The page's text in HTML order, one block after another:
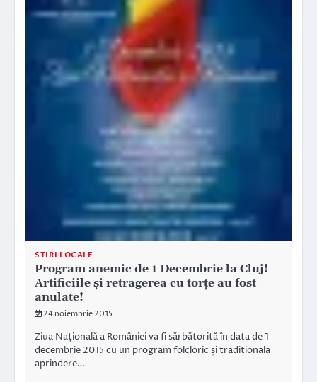
STIRI LOCALE
Program anemic de 1 Decembrie la Cluj!
Artificiile și retragerea cu torțe au fost
anulate!
24 noiembrie 2015
Ziua Națională a României va fi sărbătorită în data de 1
decembrie 2015 cu un program folcloric și tradiționala
aprindere…